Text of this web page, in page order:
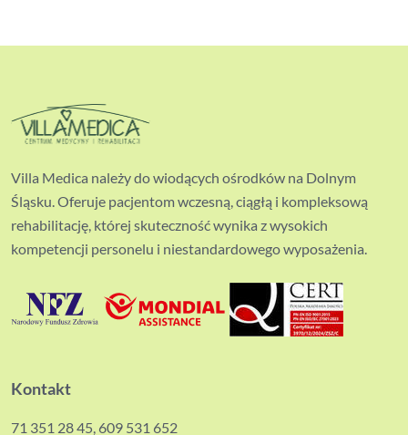
Villa Medica należy do wiodących ośrodków na Dolnym
Śląsku. Oferuje pacjentom wczesną, ciągłą i kompleksową
rehabilitację, której skuteczność wynika z wysokich
kompetencji personelu i niestandardowego wyposażenia.
Kontakt
71 351 28 45, 609 531 652